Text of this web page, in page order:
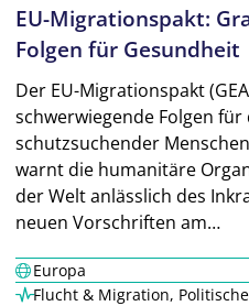
EU-Migrationspakt:
Folgen für Gesundheit
Der EU-Migrationspakt
schwerwiegende Folgen
schutzsuchender
warnt die humanitäre
der Welt anlässlich des
neuen Vorschriften am…
Europa
Flucht & Migration,